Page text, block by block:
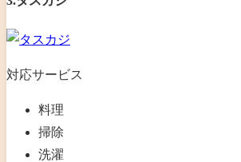
対応サービス
料理
掃除
洗濯